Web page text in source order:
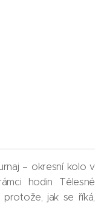
– okresní kolo v
hodin Tělesné
jak se říká,